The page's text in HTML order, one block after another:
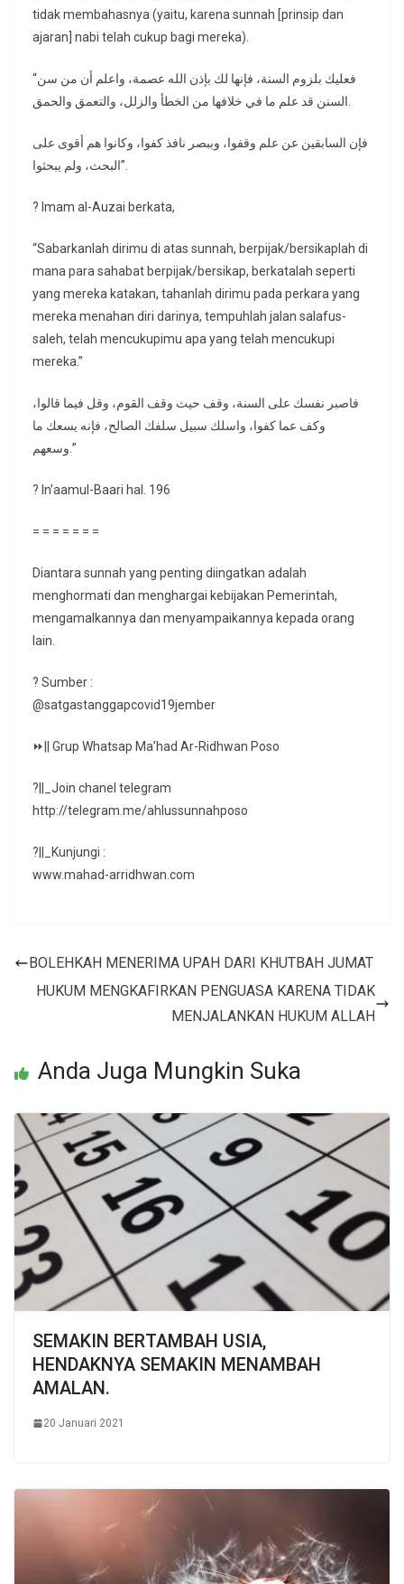
tidak membahasnya (yaitu, karena sunnah [prinsip dan
ajaran] nabi telah cukup bagi mereka).
“فعليك بلزوم السنة، فإنها لك بإذن الله عصمة، واعلم أن من سن
السنن قد علم ما في خلافها من الخطأ والزلل، والتعمق والحمق.
فإن السابقين عن علم وقفوا، وببصر نافذ كفوا، وكانوا هم أقوى على
البحث، ولم يبحثوا”.
? Imam al-Auzai berkata,
“Sabarkanlah dirimu di atas sunnah, berpijak/bersikaplah di
mana para sahabat berpijak/bersikap, berkatalah seperti
yang mereka katakan, tahanlah dirimu pada perkara yang
mereka menahan diri darinya, tempuhlah jalan salafus-
saleh, telah mencukupimu apa yang telah mencukupi
mereka.”
فاصبر نفسك على السنة، وقف حيث وقف القوم، وقل فيما قالوا،
وكف عما كفوا، واسلك سبيل سلفك الصالح، فإنه يسعك ما
وسعهم.”
? In’aamul-Baari hal. 196
= = = = = = =
Diantara sunnah yang penting diingatkan adalah
menghormati dan menghargai kebijakan Pemerintah,
mengamalkannya dan menyampaikannya kepada orang
lain.
? Sumber :
@satgastanggapcovid19jember
⏩|| Grup Whatsap Ma’had Ar-Ridhwan Poso
?||_Join chanel telegram
http://telegram.me/ahlussunnahposo
?||_Kunjungi :
www.mahad-arridhwan.com
BOLEHKAH MENERIMA UPAH DARI KHUTBAH JUMAT
HUKUM MENGKAFIRKAN PENGUASA KARENA TIDAK
MENJALANKAN HUKUM ALLAH
Anda Juga Mungkin Suka
SEMAKIN BERTAMBAH USIA,
HENDAKNYA SEMAKIN MENAMBAH
AMALAN.
20 Januari 2021